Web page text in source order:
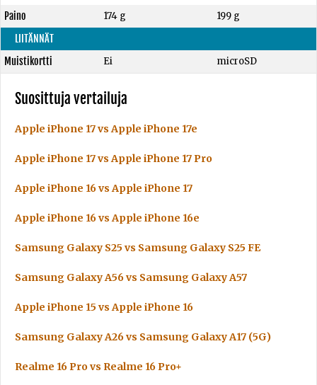
Paino
174 g
199 g
LIITÄNNÄT
Muistikortti
Ei microSD
Suosittuja vertailuja
Apple iPhone 17 vs Apple iPhone 17e
Apple iPhone 17 vs Apple iPhone 17 Pro
Apple iPhone 16 vs Apple iPhone 17
Apple iPhone 16 vs Apple iPhone 16e
Samsung Galaxy S25 vs Samsung Galaxy S25 FE
Samsung Galaxy A56 vs Samsung Galaxy A57
Apple iPhone 15 vs Apple iPhone 16
Samsung Galaxy A26 vs Samsung Galaxy A17 (5G)
Realme 16 Pro vs Realme 16 Pro+